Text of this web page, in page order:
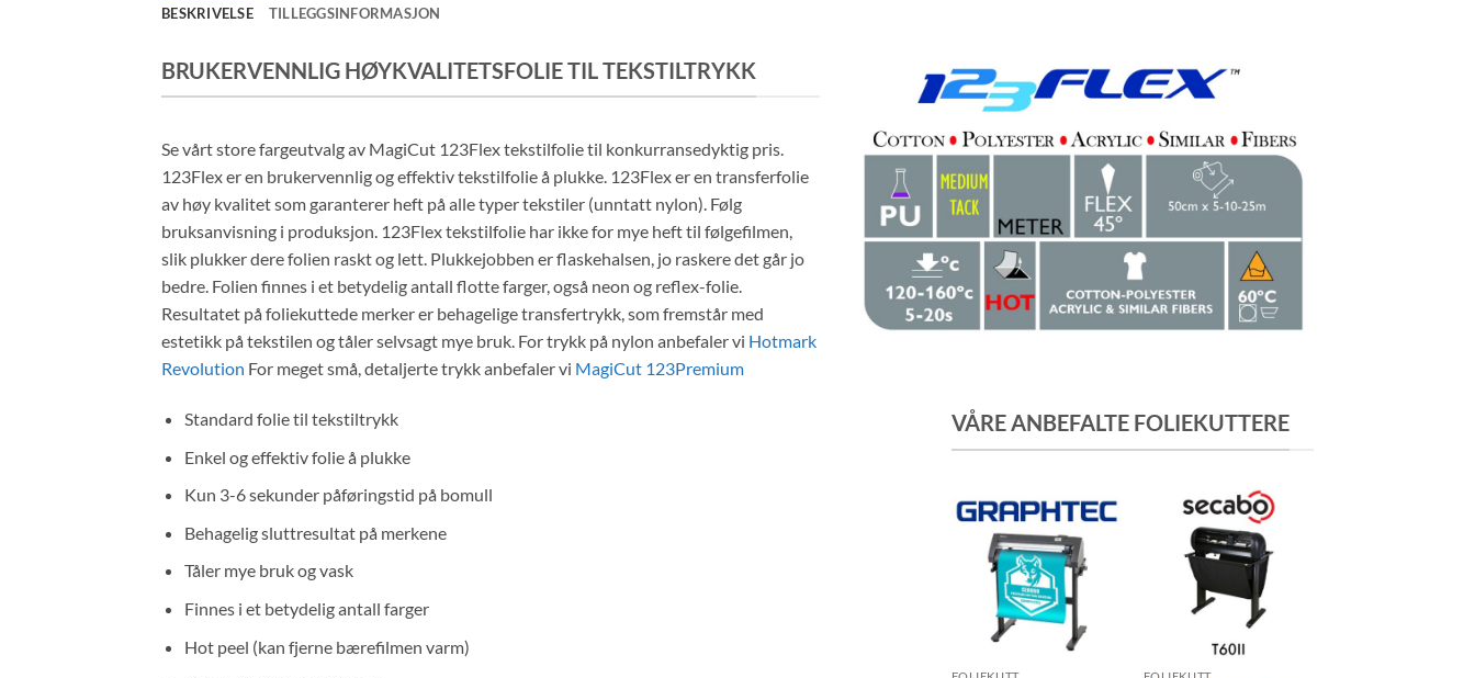
BESKRIVELSE TILLEGGSINFORMASJON
BRUKERVENNLIG HØYKVALITETSFOLIE TIL TEKSTILTRYKK
Se vårt store fargeutvalg av MagiCut 123Flex tekstilfolie til konkurransedyktig pris.
123Flex er en brukervennlig og effektiv tekstilfolie å plukke. 123Flex er en transferfolie
av høy kvalitet som garanterer heft på alle typer tekstiler (unntatt nylon). Følg
bruksanvisning i produksjon. 123Flex tekstilfolie har ikke for mye heft til følgefilmen,
slik plukker dere folien raskt og lett. Plukkejobben er flaskehalsen, jo raskere det går jo
bedre. Folien finnes i et betydelig antall flotte farger, også neon og reflex-folie.
Resultatet på foliekuttede merker er behagelige transfertrykk, som fremstår med
estetikk på tekstilen og tåler selvsagt mye bruk. For trykk på nylon anbefaler vi Hotmark
Revolution For meget små, detaljerte trykk anbefaler vi MagiCut 123Premium
Standard folie til tekstiltrykk
Enkel og effektiv folie å plukke
Kun 3-6 sekunder påføringstid på bomull
Behagelig sluttresultat på merkene
Tåler mye bruk og vask
Finnes i et betydelig antall farger
Hot peel (kan fjerne bærefilmen varm)
VÅRE ANBEFALTE FOLIEKUTTERE